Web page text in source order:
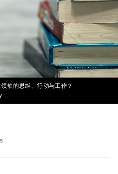
袖的思维、行动与工作？